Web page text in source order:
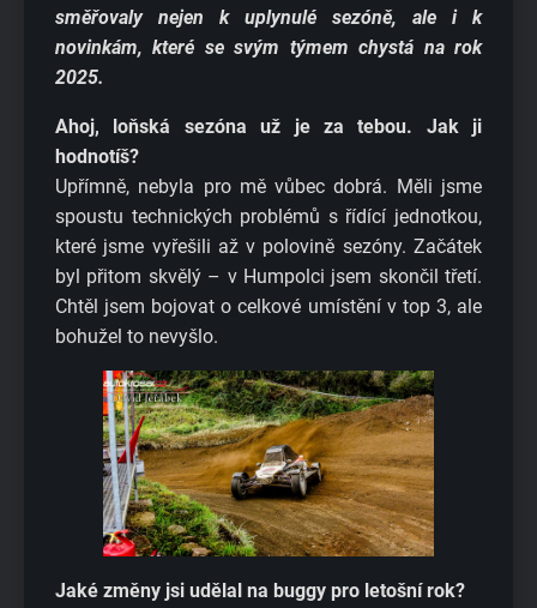
směřovaly nejen k uplynulé sezóně, ale i k
novinkám, které se svým týmem chystá na rok
2025.
Ahoj, loňská sezóna už je za tebou. Jak ji
hodnotíš?
Upřímně, nebyla pro mě vůbec dobrá. Měli jsme
spoustu technických problémů s řídící jednotkou,
které jsme vyřešili až v polovině sezóny. Začátek
byl přitom skvělý – v Humpolci jsem skončil třetí.
Chtěl jsem bojovat o celkové umístění v top 3, ale
bohužel to nevyšlo.
Jaké změny jsi udělal na buggy pro letošní rok?